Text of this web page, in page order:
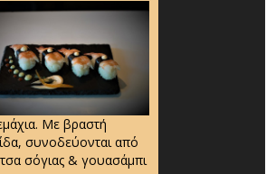
Με βραστή
συνοδεύονται από
σόγιας & γουασάμπι